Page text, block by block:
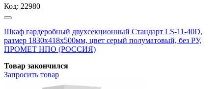
Код: 22980
Шкаф гардеробный двухсекционный Стандарт LS-11-40D,
размер 1830x418x500мм, цвет серый полуматовый, без РУ,
ПРОМЕТ НПО (РОССИЯ)
Товар закончился
Запросить товар